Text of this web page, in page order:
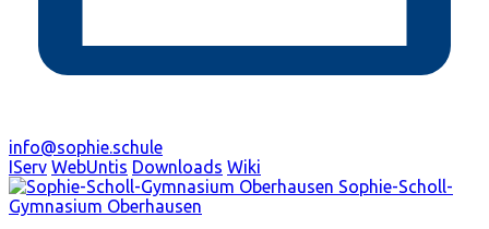
info@sophie.schule
IServ WebUntis Downloads Wiki
Sophie-Scholl-
Gymnasium Oberhausen